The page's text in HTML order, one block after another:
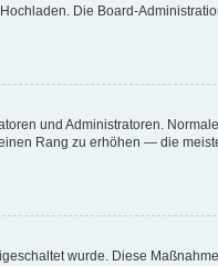
Die Board-
und Administratoren.
Rang zu erhöhen — die
wurde. Diese